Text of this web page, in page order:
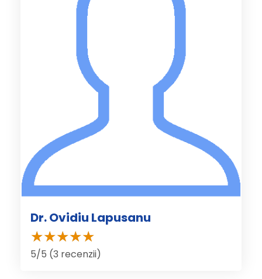
Dr. Ovidiu Lapusanu
5/5 (3 recenzii)